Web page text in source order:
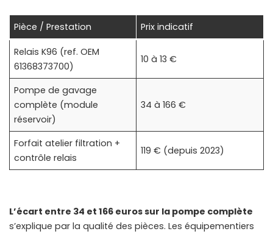
Pièce / Prestation Prix indicatif
Relais K96 (ref. OEM
61368373700)
10 à 13 €
Pompe de gavage
complète (module
réservoir)
34 à 166 €
Forfait atelier filtration +
contrôle relais
119 € (depuis 2023)
L’écart entre 34 et 166 euros sur la pompe complète
s’explique par la qualité des pièces. Les équipementiers